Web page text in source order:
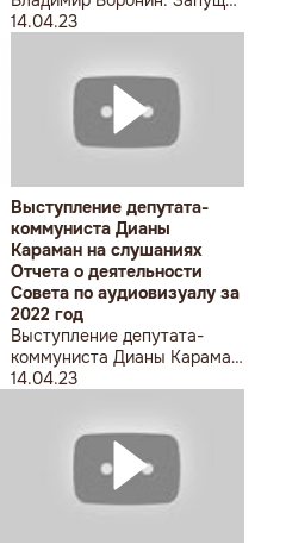
процесс по ликвидации
14.04.23
Выступление депутата-
коммуниста Дианы
Караман на слушаниях
Отчета о деятельности
Совета по аудиовизуалу за
2022 год
Выступление депутата-
коммуниста Дианы Караман
на слушаниях Отчета о
14.04.23